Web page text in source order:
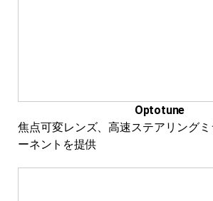
Optotune
焦点可変レンズ、高速ステアリング
ーネントを提供